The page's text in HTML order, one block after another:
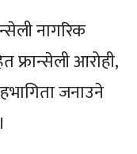
नागरिक
फ्रान्सेली आरोही,
जनाउने